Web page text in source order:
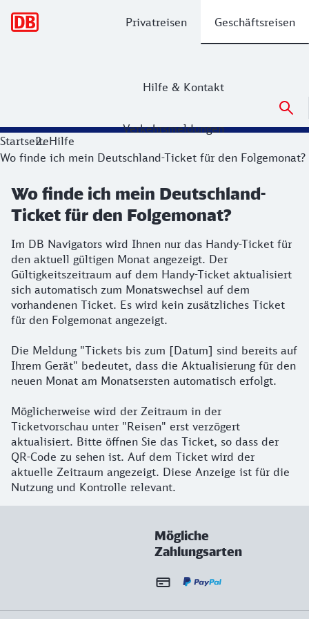
Privatreisen Geschäftsreisen
Hilfe & Kontakt
Verkehrsmeldungen
StartseiteHilfe
Wo finde ich mein Deutschland-Ticket für den Folgemonat?
Wo finde ich mein Deutschland-
Ticket für den Folgemonat?
Im DB Navigators wird Ihnen nur das Handy-Ticket für
den aktuell gültigen Monat angezeigt. Der
Gültigkeitszeitraum auf dem Handy-Ticket aktualisiert
sich automatisch zum Monatswechsel auf dem
vorhandenen Ticket. Es wird kein zusätzliches Ticket
für den Folgemonat angezeigt.
Die Meldung "Tickets bis zum [Datum] sind bereits auf
Ihrem Gerät" bedeutet, dass die Aktualisierung für den
neuen Monat am Monatsersten automatisch erfolgt.
Möglicherweise wird der Zeitraum in der
Ticketvorschau unter "Reisen" erst verzögert
aktualisiert. Bitte öffnen Sie das Ticket, so dass der
QR-Code zu sehen ist. Auf dem Ticket wird der
aktuelle Zeitraum angezeigt. Diese Anzeige ist für die
Nutzung und Kontrolle relevant.
Mögliche
Zahlungsarten